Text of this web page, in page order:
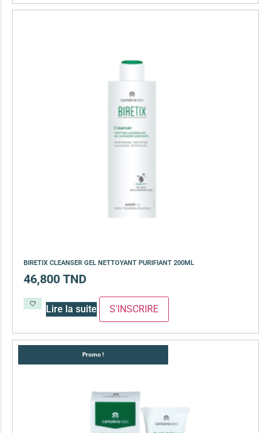
BIRETIX CLEANSER GEL NETTOYANT PURIFIANT 200ML
46,800 TND
Lire la suite
Promo !